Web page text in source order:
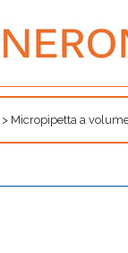
> Micropipetta a